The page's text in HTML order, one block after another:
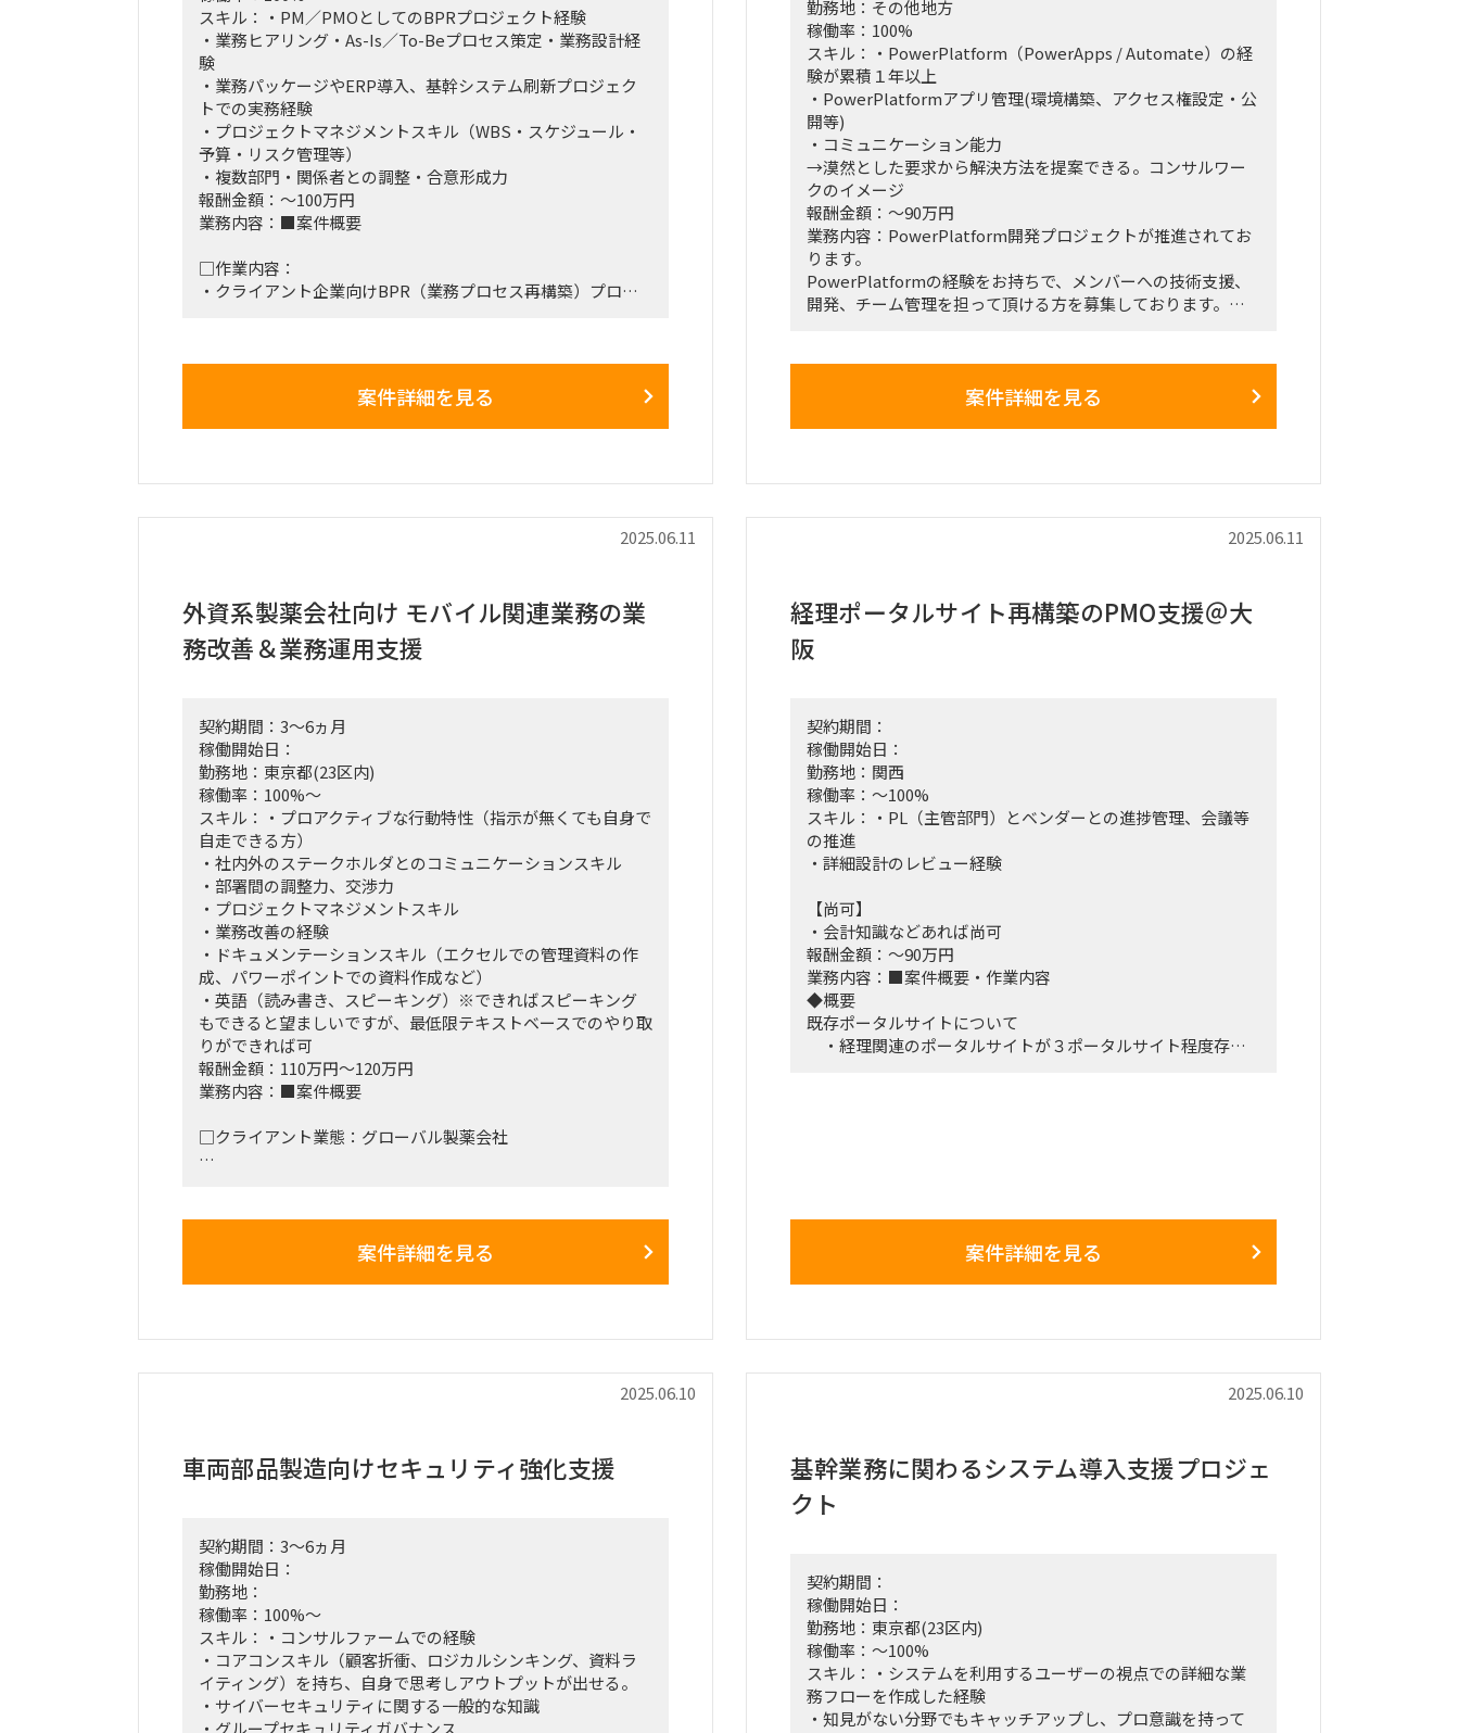
スキル：・PM／PMOとしてのBPRプロジェクト経験
・業務ヒアリング・As-Is／To-Beプロセス策定・業務設計経
験
・業務パッケージやERP導入、基幹システム刷新プロジェク
トでの実務経験
・プロジェクトマネジメントスキル（WBS・スケジュール・
予算・リスク管理等）
・複数部門・関係者との調整・合意形成力
報酬金額：～100万円
業務内容：■案件概要
□作業内容：
・クライアント企業向けBPR（業務プロセス再構築）プロジ
・現行業務プロセスのヒアリング・課題抽出、To‑Beプロセス
・業務フロー、RACI、KPIなどのドキュメント作成・グランド
デザイン設計
ー・現場等）との調整・合意形成
■働き方/勤務場所：基本リモート
※ただし、関東近郊顧客先へのヒアリングなど一部オンサイ
案件詳細を見る
勤務地：その他地方
稼働率：100%
スキル：・PowerPlatform（PowerApps / Automate）の経
験が累積１年以上
・PowerPlatformアプリ管理(環境構築、アクセス権設定・公
開等)
・コミュニケーション能力
→漠然とした要求から解決方法を提案できる。コンサルワー
クのイメージ
報酬金額：～90万円
業務内容：PowerPlatform開発プロジェクトが推進されてお
ります。
PowerPlatformの経験をお持ちで、メンバーへの技術支援、
開発、チーム管理を担って頂ける方を募集しております。
案件詳細を見る
2025.06.11
外資系製薬会社向け モバイル関連業務の業
務改善＆業務運用支援
契約期間：3～6ヵ月
稼働開始日：
勤務地：東京都(23区内)
稼働率：100%～
スキル：・プロアクティブな行動特性（指示が無くても自身で
自走できる方）
・社内外のステークホルダとのコミュニケーションスキル
・部署間の調整力、交渉力
・プロジェクトマネジメントスキル
・業務改善の経験
・ドキュメンテーションスキル（エクセルでの管理資料の作
成、パワーポイントでの資料作成など）
・英語（読み書き、スピーキング）※できればスピーキング
もできると望ましいですが、最低限テキストベースでのやり取
りができれば可
報酬金額：110万円～120万円
業務内容：■案件概要
□クライアント業態：グローバル製薬会社
せて実施してくことで、業務生産性の向上なども実現してい
・Mobile Provider側のトラブル発生時の社内通知の判断、対
応推進（年1回程度、2024はMobile Providerでの個人情報流
・MDMの管理についてGlobal Tech Mobilityとアラインした
指示だし (英語Communication必要)
B.アクセサリ管理:
・ 業務上必須で必要になるアクセサリを決めて、購入先を探
して発注する。メーカ廃盤などがあれば再度探す (年2-3回)
・デバイス在庫と故障による交換に合わせて、納期を考慮し
て在庫の追加発注。在庫管理はMobile Providerがしてくれ
る。(年10-20回)
案件詳細を見る
2025.06.11
経理ポータルサイト再構築のPMO支援＠大
阪
契約期間：
稼働開始日：
勤務地：関西
稼働率：～100%
スキル：・PL（主管部門）とベンダーとの進捗管理、会議等
の推進
・詳細設計のレビュー経験
【尚可】
・会計知識などあれば尚可
報酬金額：～90万円
業務内容：■案件概要・作業内容
◆概要
既存ポータルサイトについて
・経理関連のポータルサイトが３ポータルサイト程度存在
・複数のポータルサイトを統合して再構築、AIも搭載しユ
2025年4月-5月中旬：業務要件定義
の参画希望
■作業工程
■勤務地情報
大阪府中之島駅 徒歩5分
■働き方リモート可 週1~2在宅可能
■その他 元請との直契約となります。
案件詳細を見る
2025.06.10
車両部品製造向けセキュリティ強化支援
契約期間：3～6ヵ月
稼働開始日：
勤務地：
稼働率：100%～
スキル：・コンサルファームでの経験
・コアコンスキル（顧客折衝、ロジカルシンキング、資料ラ
イティング）を持ち、自身で思考しアウトプットが出せる。
・サイバーセキュリティに関する一般的な知識
・グループセキュリティガバナンス
2025.06.10
基幹業務に関わるシステム導入支援プロジェ
クト
契約期間：
稼働開始日：
勤務地：東京都(23区内)
稼働率：～100%
スキル：・システムを利用するユーザーの視点での詳細な業
務フローを作成した経験
・知見がない分野でもキャッチアップし、プロ意識を持って